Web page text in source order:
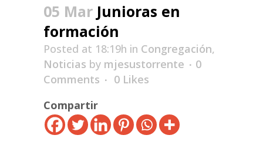
05 Mar Junioras en
formación
Posted at 18:19h in Congregación,
Noticias by mjesustorrente
0
Comments
0 Likes
Compartir